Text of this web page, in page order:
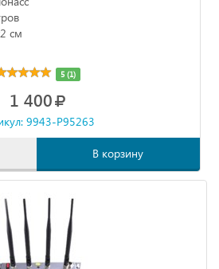
см
5 (1)
1 400
9943-P95263
В корзину